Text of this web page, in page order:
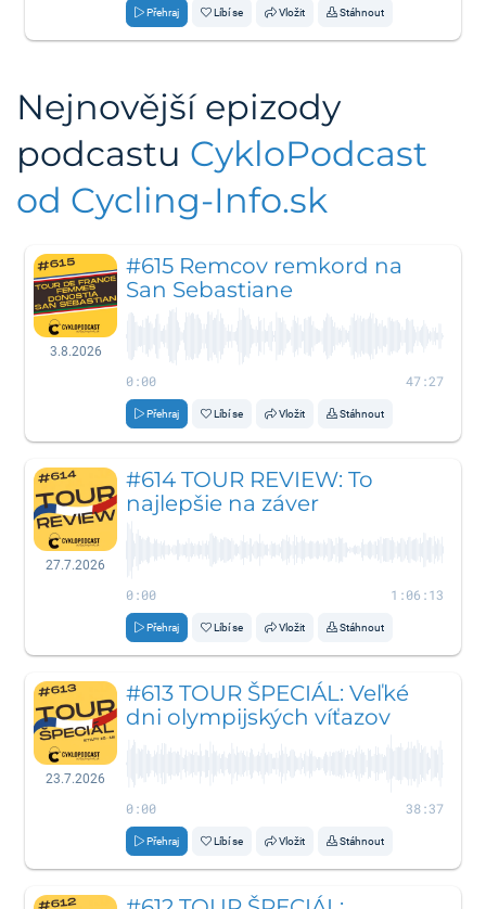
Přehraj Líbí se Vložit Stáhnout
Nejnovější epizody
podcastu CykloPodcast
od Cycling-Info.sk
3.8.2026
#615 Remcov remkord na
San Sebastiane
0:00 47:27
Přehraj Líbí se Vložit Stáhnout
27.7.2026
#614 TOUR REVIEW: To
najlepšie na záver
0:00 1:06:13
Přehraj Líbí se Vložit Stáhnout
23.7.2026
#613 TOUR ŠPECIÁL: Veľké
dni olympijských víťazov
0:00 38:37
Přehraj Líbí se Vložit Stáhnout